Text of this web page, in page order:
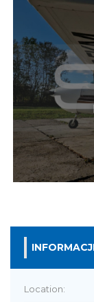
Location: